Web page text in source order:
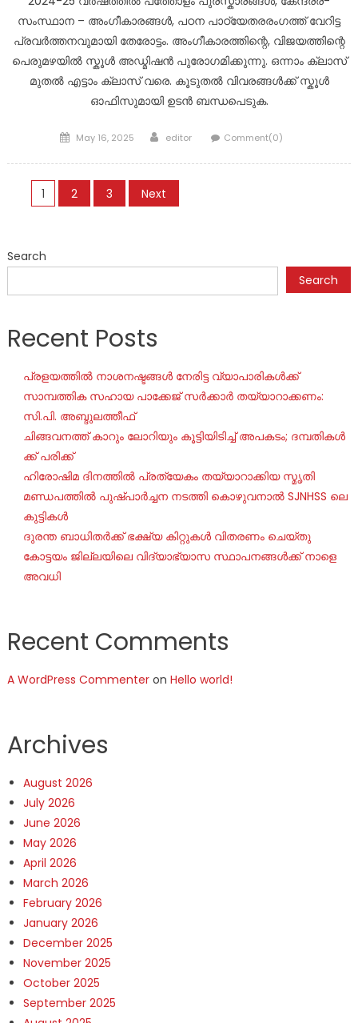
സംസ്ഥാന – അംഗീകാരങ്ങൾ, പഠന പാഠ്യേതരരംഗത്ത് വേറിട്ട
പ്രവർത്തനവുമായി തേരോട്ടം. അംഗീകാരത്തിന്റെ, വിജയത്തിന്റെ
പെരുമഴയിൽ സ്കൂൾ അഡ്മിഷൻ പുരോഗമിക്കുന്നു. ഒന്നാം ക്ലാസ്
മുതൽ എട്ടാം ക്ലാസ് വരെ. കൂടുതൽ വിവരങ്ങൾക്ക് സ്കൂൾ
ഓഫിസുമായി ഉടൻ ബന്ധപെടുക.
Posted
May 16, 2025 Author
editor Comment(0)
Posts
1 2 3 Next
Search
Search
Recent Posts
പ്രളയത്തിൽ നാശനഷ്ടങ്ങൾ നേരിട്ട വ്യാപാരികൾക്ക്
സാമ്പത്തിക സഹായ പാക്കേജ് സർക്കാർ തയ്യാറാക്കണം:
സി.പി. അബ്ദുലത്തീഫ്
ചി​ങ്ങ​വ​ന​ത്ത് കാ​റും ലോ​റി​യും കൂ​ട്ടി​യി​ടി​ച്ച് അ​പ​ക​ടം; ദ​മ്പ​തി​ക​ൾ​
ക്ക് പ​രി​ക്ക്
ഹിരോഷിമ ദിനത്തിൽ പ്രത്യേകം തയ്യാറാക്കിയ സ്മൃതി
മണ്ഡപത്തിൽ പുഷ്പാർച്ചന നടത്തി കൊഴുവനാൽ SJNHSS ലെ
കുട്ടികൾ
ദുരന്ത ബാധിതർക്ക് ഭക്ഷ്യ കിറ്റുകൾ വിതരണം ചെയ്തു
കോട്ടയം ജില്ലയിലെ വിദ്യാഭ്യാസ സ്ഥാപനങ്ങൾക്ക് നാളെ
അവധി
Recent Comments
A WordPress Commenteron Hello world!
Archives
August 2026
July 2026
June 2026
May 2026
April 2026
March 2026
February 2026
January 2026
December 2025
November 2025
October 2025
September 2025